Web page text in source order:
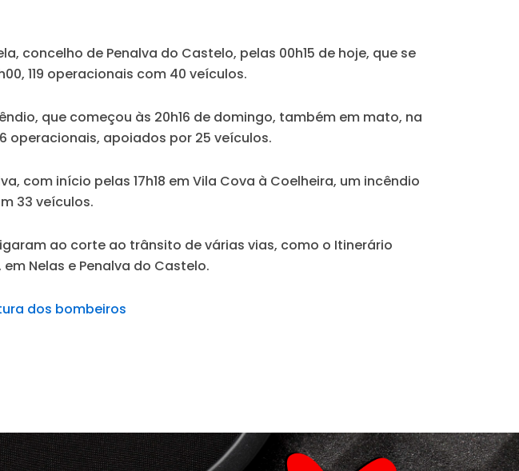
concelho de Penalva do Castelo, pelas 00h15 de hoje, que se
119 operacionais com 40 veículos.
que começou às 20h16 de domingo, também em mato, na
operacionais, apoiados por 25 veículos.
com início pelas 17h18 em Vila Cova à Coelheira, um incêndio
33 veículos.
ao corte ao trânsito de várias vias, como o Itinerário
Nelas e Penalva do Castelo.
dos bombeiros